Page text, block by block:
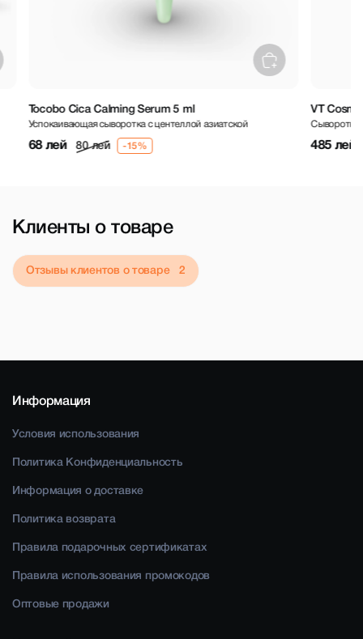
Tocobo Cica Calming Serum 5 ml
Успокаивающая сыворотка с центеллой азиатской
68 лей 80 лей
VT
Сыворотка с
485 лей
Клиенты о товаре
Отзывы клиентов о товаре
Информация
Условия использования
Политика Конфиденциальность
Информация о доставке
Политика возврата
Правила подарочных сертификатах
Правила использования промокодов
Оптовые продажи